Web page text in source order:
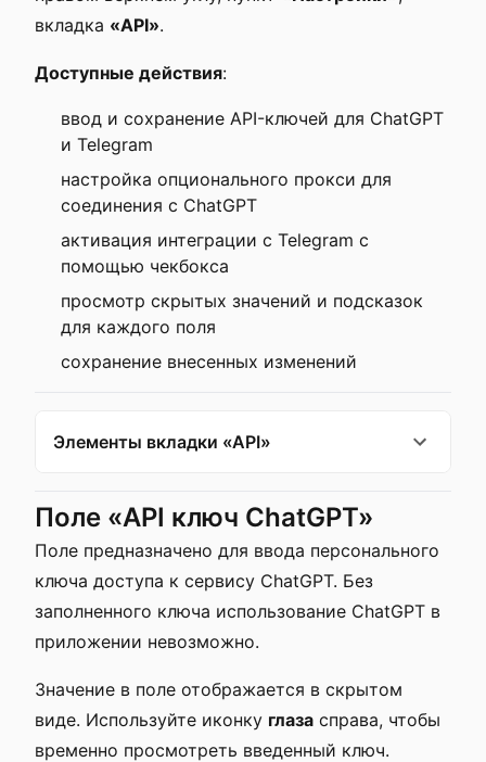
вкладка «API».
Доступные действия:
ввод и сохранение API-ключей для ChatGPT
и Telegram
настройка опционального прокси для
соединения с ChatGPT
активация интеграции с Telegram с
помощью чекбокса
просмотр скрытых значений и подсказок
для каждого поля
сохранение внесенных изменений
Элементы вкладки «API»
Поле «API ключ ChatGPT»
Поле предназначено для ввода персонального
ключа доступа к сервису ChatGPT. Без
заполненного ключа использование ChatGPT в
приложении невозможно.
Значение в поле отображается в скрытом
виде. Используйте иконку глаза справа, чтобы
временно просмотреть введенный ключ.